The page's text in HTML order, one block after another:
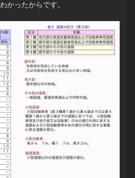
かったからです。